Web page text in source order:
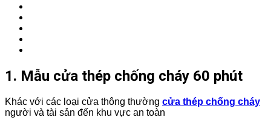
1. Mẫu cửa thép chống cháy 60 phút
Khác với các loại cửa thông thường cửa thép chống cháy
người và tài sản đến khu vực an toàn